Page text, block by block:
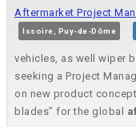
Aftermarket Project
Issoire, Puy-de-Dôme
vehicles, as well wiper
seeking a Project
on new product
blades” for the global